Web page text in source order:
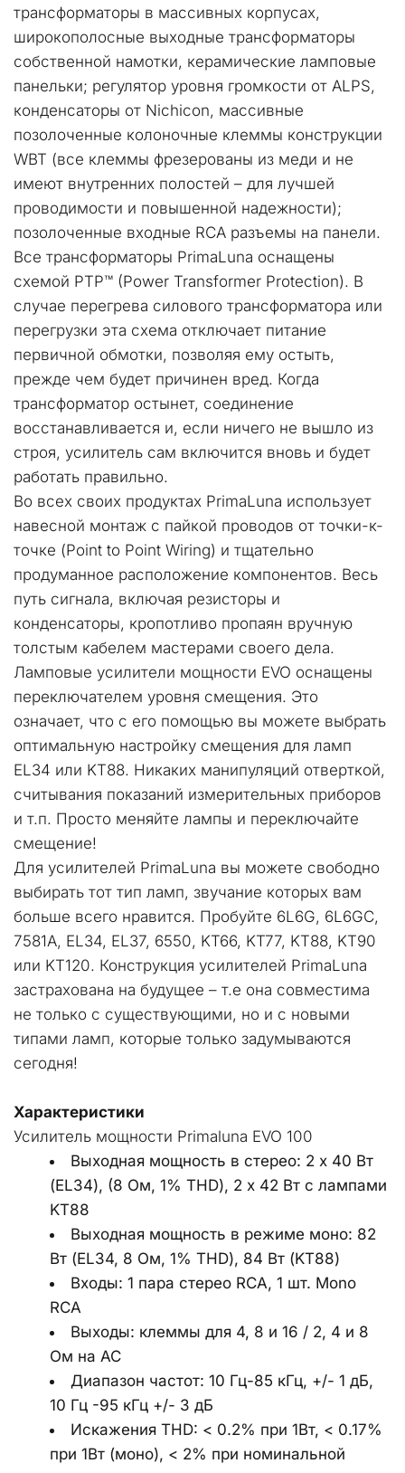
трансформаторы в массивных корпусах,
широкополосные выходные трансформаторы
собственной намотки, керамические ламповые
панельки; регулятор уровня громкости от ALPS,
конденсаторы от Nichicon, массивные
позолоченные колоночные клеммы конструкции
WBT (все клеммы фрезерованы из меди и не
имеют внутренних полостей – для лучшей
проводимости и повышенной надежности);
позолоченные входные RCA разъемы на панели.
Все трансформаторы PrimaLuna оснащены
схемой PTP™ (Power Transformer Protection). В
случае перегрева силового трансформатора или
перегрузки эта схема отключает питание
первичной обмотки, позволяя ему остыть,
прежде чем будет причинен вред. Когда
трансформатор остынет, соединение
восстанавливается и, если ничего не вышло из
строя, усилитель сам включится вновь и будет
работать правильно.
Во всех своих продуктах PrimaLuna использует
навесной монтаж с пайкой проводов от точки-к-
точке (Point to Point Wiring) и тщательно
продуманное расположение компонентов. Весь
путь сигнала, включая резисторы и
конденсаторы, кропотливо пропаян вручную
толстым кабелем мастерами своего дела.
Ламповые усилители мощности EVO оснащены
переключателем уровня смещения. Это
означает, что с его помощью вы можете выбрать
оптимальную настройку смещения для ламп
EL34 или KT88. Никаких манипуляций отверткой,
считывания показаний измерительных приборов
и т.п. Просто меняйте лампы и переключайте
смещение!
Для усилителей PrimaLuna вы можете свободно
выбирать тот тип ламп, звучание которых вам
больше всего нравится. Пробуйте 6L6G, 6L6GC,
7581A, EL34, EL37, 6550, KT66, KT77, KT88, KT90
или KT120. Конструкция усилителей PrimaLuna
застрахована на будущее – т.е она совместима
не только с существующими, но и с новыми
типами ламп, которые только задумываются
сегодня!
Характеристики
Усилитель мощности Primaluna EVO 100
Выходная мощность в стерео: 2 х 40 Вт
(EL34), (8 Ом, 1% THD), 2 х 42 Вт с лампами
KT88
Выходная мощность в режиме моно: 82
Вт (EL34, 8 Ом, 1% THD), 84 Вт (KT88)
Входы: 1 пара стерео RCA, 1 шт. Mono
RCA
Выходы: клеммы для 4, 8 и 16 / 2, 4 и 8
Ом на АС
Диапазон частот: 10 Гц-85 кГц, +/- 1 дБ,
10 Гц -95 кГц +/- 3 дБ
Искажения THD: < 0.2% при 1Вт, < 0.17%
при 1Вт (моно), < 2% при номинальной